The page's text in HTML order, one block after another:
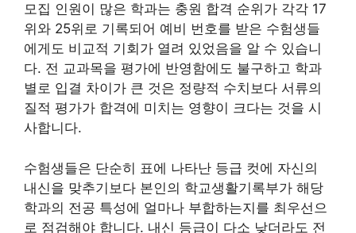
모집 인원이 많은 학과는 충원 합격 순위가 각각 17
위와 25위로 기록되어 예비 번호를 받은 수험생들
에게도 비교적 기회가 열려 있었음을 알 수 있습니
다. 전 교과목을 평가에 반영함에도 불구하고 학과
별로 입결 차이가 큰 것은 정량적 수치보다 서류의
질적 평가가 합격에 미치는 영향이 크다는 것을 시
사합니다.
수험생들은 단순히 표에 나타난 등급 컷에 자신의
내신을 맞추기보다 본인의 학교생활기록부가 해당
학과의 전공 특성에 얼마나 부합하는지를 최우선으
로 점검해야 합니다. 내신 등급이 다소 낮더라도 전